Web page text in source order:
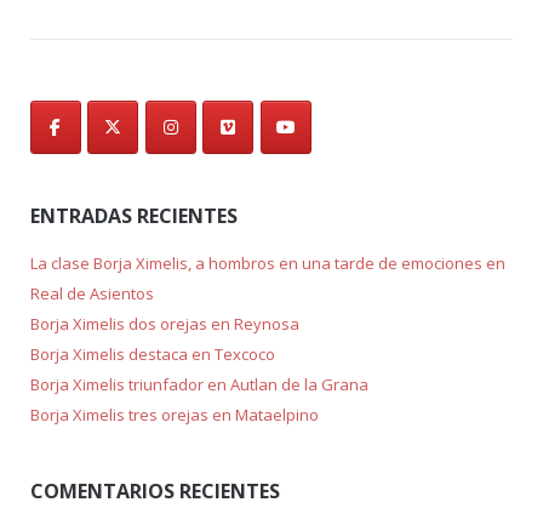
ENTRADAS RECIENTES
La clase Borja Ximelis, a hombros en una tarde de emociones en
Real de Asientos
Borja Ximelis dos orejas en Reynosa
Borja Ximelis destaca en Texcoco
Borja Ximelis triunfador en Autlan de la Grana
Borja Ximelis tres orejas en Mataelpino
COMENTARIOS RECIENTES